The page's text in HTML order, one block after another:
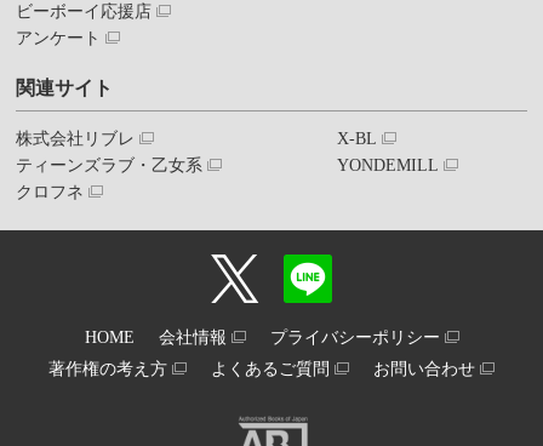
ビーボーイ応援店
アンケート
関連サイト
株式会社リブレ
ティーンズラブ・乙女系
クロフネ
X-BL
YONDEMILL
HOME 会社情報
プライバシーポリシー
著作権の考え方
よくあるご質問 お問い合わせ